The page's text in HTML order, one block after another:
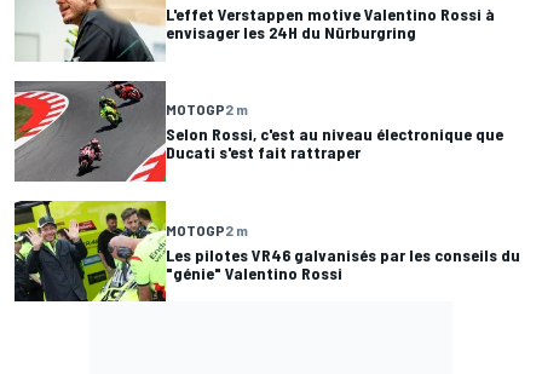
L'effet Verstappen motive Valentino Rossi à
envisager les 24H du Nürburgring
MOTOGP2 m
Selon Rossi, c'est au niveau électronique que
Ducati s'est fait rattraper
MOTOGP2 m
Les pilotes VR46 galvanisés par les conseils du
"génie" Valentino Rossi